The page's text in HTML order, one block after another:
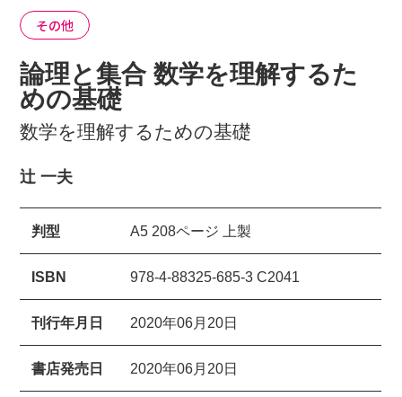
その他
論理と集合 数学を理解するた
めの基礎
数学を理解するための基礎
辻 一夫
判型 A5 208ページ 上製
ISBN 978-4-88325-685-3 C2041
刊行年月日 2020年06月20日
書店発売日 2020年06月20日